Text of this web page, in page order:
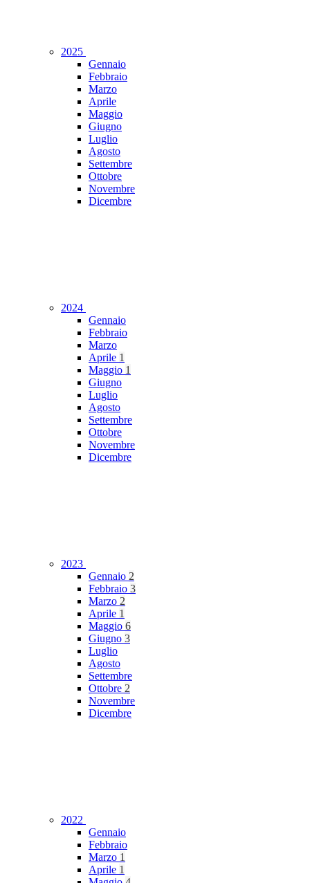
2025
Gennaio
Febbraio
Marzo
Aprile
Maggio
Giugno
Luglio
Agosto
Settembre
Ottobre
Novembre
Dicembre
2024
Gennaio
Febbraio
Marzo
Aprile 1
Maggio 1
Giugno
Luglio
Agosto
Settembre
Ottobre
Novembre
Dicembre
2023
Gennaio 2
Febbraio 3
Marzo 2
Aprile 1
Maggio 6
Giugno 3
Luglio
Agosto
Settembre
Ottobre 2
Novembre
Dicembre
2022
Gennaio
Febbraio
Marzo 1
Aprile 1